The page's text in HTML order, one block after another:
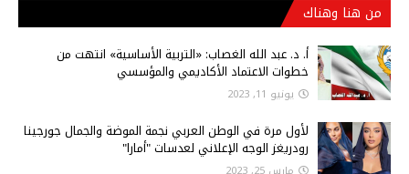
من هنا وهناك
أ‌. د. عبد الله الغصاب: «التربية الأساسية» انتهت من
خطوات الاعتماد الأكاديمي والمؤسسي
يونيو 11, 2023
لأول مرة في الوطن العربي نجمة الموضة والجمال جورجينا
رودريغز الوجه الإعلاني لعدسات "أمارا"